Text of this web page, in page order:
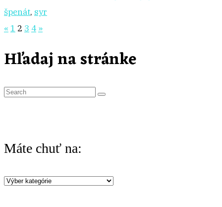
špenát, syr
Stránkovanie
príspevkov
« 1 2 3 4 »
Hľadaj na stránke
S
c
f
Máte chuť na:
Máte